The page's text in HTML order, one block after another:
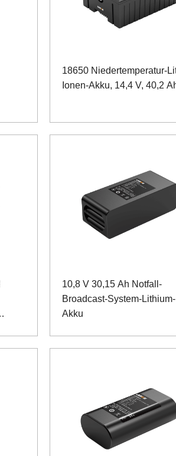
18650 Niedertemperatur-
Ionen-Akku, 14,4 V, 40,2
10,8 V 30,15 Ah Notfall-
Broadcast-System-
Akku